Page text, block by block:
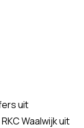
uit
Waalwijk uit